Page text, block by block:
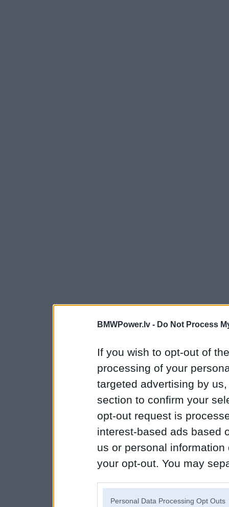
BMWPower.lv - Do Not Process
If you wish to opt-out of
processing of your
targeted advertising by
section to confirm your
opt-out request is
interest-based ads based
us or personal
your opt-out. You may
Personal Data Processing Opt Outs